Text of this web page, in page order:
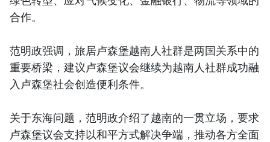
合作。
范明政强调，旅居卢森堡越南人社群是两国关系中的
重要桥梁，建议卢森堡议会继续为越南人社群成功融
入卢森堡社会创造便利条件。
关于东海问题，范明政介绍了越南的一贯立场，要求
卢森堡议会支持以和平方式解决争端，推动各方全面